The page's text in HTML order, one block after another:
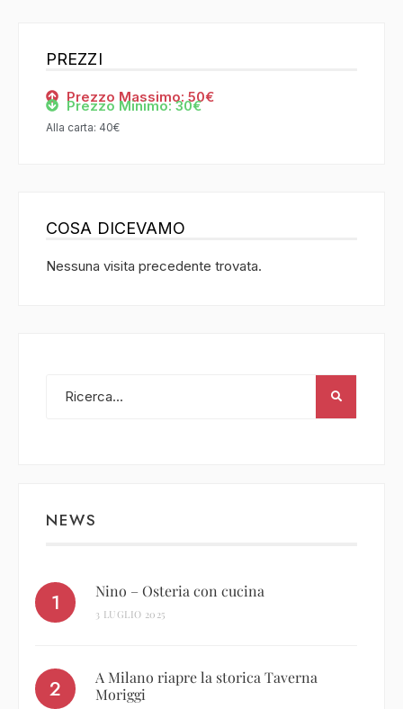
PREZZI
Prezzo Massimo: 50€
Prezzo Minimo: 30€
Alla carta: 40€
COSA DICEVAMO
Nessuna visita precedente trovata.
NEWS
Nino – Osteria con cucina
3 LUGLIO 2025
A Milano riapre la storica Taverna
Moriggi